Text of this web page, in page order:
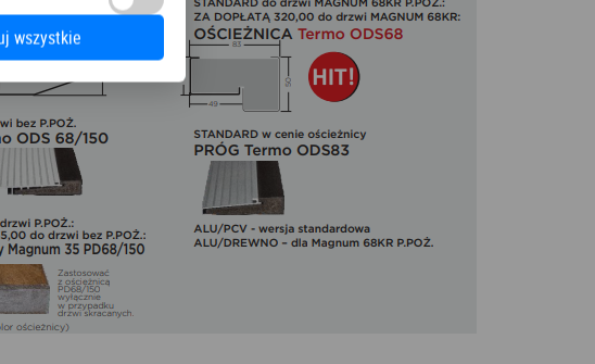
wszystkie